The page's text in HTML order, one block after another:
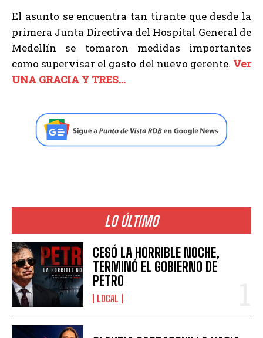
El asunto se encuentra tan tirante que desde la
primera Junta Directiva del Hospital General de
Medellín se tomaron medidas importantes
como supervisar el gasto del nuevo gerente. Ver
UNA GRACIA Y TRES…
LO ÚLTIMO
CESÓ LA HORRIBLE NOCHE,
TERMINÓ EL GOBIERNO DE
PETRO
LOCAL